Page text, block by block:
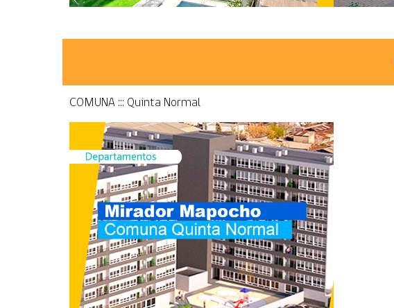
COMUNA ::: Quinta Normal